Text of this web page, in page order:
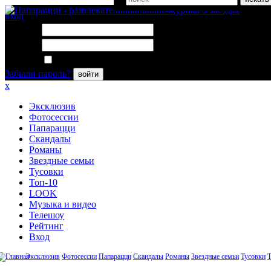
вход
Забыли пароль?
войти
x
Эксклюзив
Фотосессии
Папарацци
Скандалы
Романы
Звездные семьи
Тусовки
Топ-10
LOOK
Музыка и видео
Телешоу
Рейтинг
Вход
Эксклюзив Фотосессии Папарацци Скандалы Романы Звездные семьи Тусовки